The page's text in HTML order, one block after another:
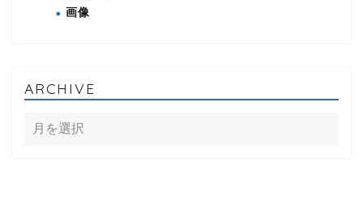
画像
ARCHIVE